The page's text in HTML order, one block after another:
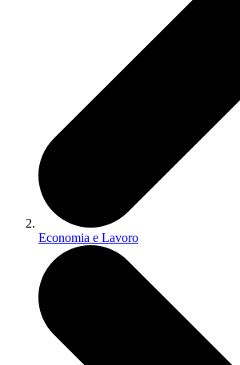
Economia e Lavoro